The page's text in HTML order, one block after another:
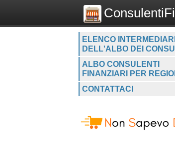
ELENCO INTERMEDIARI
DELL'ALBO DEI
ALBO CONSULENTI
FINANZIARI PER
CONTATTACI